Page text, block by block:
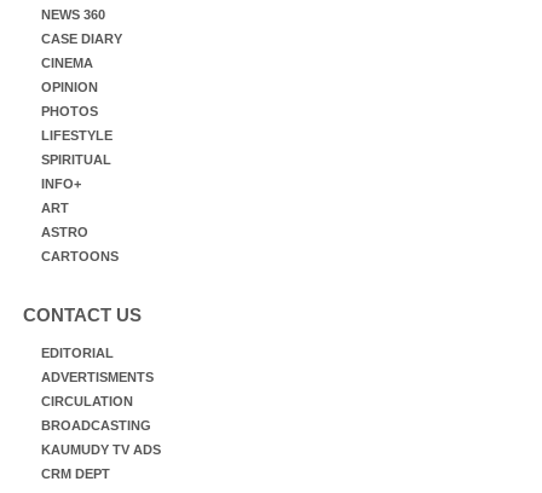
NEWS 360
CASE DIARY
CINEMA
OPINION
PHOTOS
LIFESTYLE
SPIRITUAL
INFO+
ART
ASTRO
CARTOONS
CONTACT US
EDITORIAL
ADVERTISMENTS
CIRCULATION
BROADCASTING
KAUMUDY TV ADS
CRM DEPT